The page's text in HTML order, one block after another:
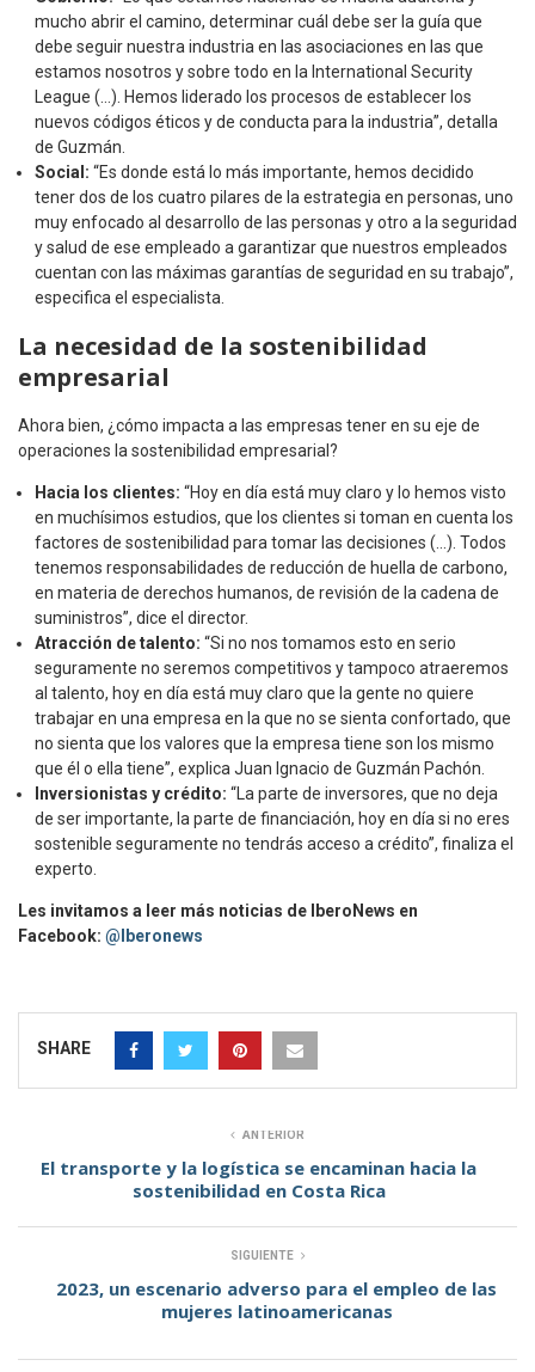
mucho abrir el camino, determinar cuál debe ser la guía que
debe seguir nuestra industria en las asociaciones en las que
estamos nosotros y sobre todo en la International Security
League (…). Hemos liderado los procesos de establecer los
nuevos códigos éticos y de conducta para la industria”, detalla
de Guzmán.
Social: “Es donde está lo más importante, hemos decidido
tener dos de los cuatro pilares de la estrategia en personas, uno
muy enfocado al desarrollo de las personas y otro a la seguridad
y salud de ese empleado a garantizar que nuestros empleados
cuentan con las máximas garantías de seguridad en su trabajo”,
especifica el especialista.
La necesidad de la sostenibilidad
empresarial
Ahora bien, ¿cómo impacta a las empresas tener en su eje de
operaciones la sostenibilidad empresarial?
Hacia los clientes: “Hoy en día está muy claro y lo hemos visto
en muchísimos estudios, que los clientes si toman en cuenta los
factores de sostenibilidad para tomar las decisiones (…). Todos
tenemos responsabilidades de reducción de huella de carbono,
en materia de derechos humanos, de revisión de la cadena de
suministros”, dice el director.
Atracción de talento: “Si no nos tomamos esto en serio
seguramente no seremos competitivos y tampoco atraeremos
al talento, hoy en día está muy claro que la gente no quiere
trabajar en una empresa en la que no se sienta confortado, que
no sienta que los valores que la empresa tiene son los mismo
que él o ella tiene”, explica Juan Ignacio de Guzmán Pachón.
Inversionistas y crédito: “La parte de inversores, que no deja
de ser importante, la parte de financiación, hoy en día si no eres
sostenible seguramente no tendrás acceso a crédito”, finaliza el
experto.
Les invitamos a leer más noticias de IberoNews en
Facebook: @Iberonews
SHARE
ANTERIOR
El transporte y la logística se encaminan hacia la
sostenibilidad en Costa Rica
SIGUIENTE
2023, un escenario adverso para el empleo de las
mujeres latinoamericanas